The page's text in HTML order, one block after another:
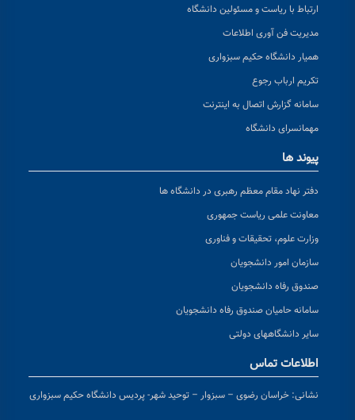
ارتباط با ریاست و مسئولین دانشگاه
مدیریت فن آوری اطلاعات
همیار دانشگاه حکیم سبزواری
تکریم ارباب رجوع
سامانه گزارش اتصال به اینترنت
مهمانسرای دانشگاه
پیوند ها
دفتر نهاد مقام معظم رهبری در دانشگاه ها
معاونت علمی ریاست جمهوری
وزارت علوم، تحقیقات و فناوری
سازمان امور دانشجویان
صندوق رفاه دانشجویان
سامانه حامیان صندوق رفاه دانشجویان
سایر دانشگاههای دولتی
اطلاعات تماس
نشانی: خراسان رضوی – سبزوار – توحید شهر- پردیس دانشگاه حکیم سبزواری